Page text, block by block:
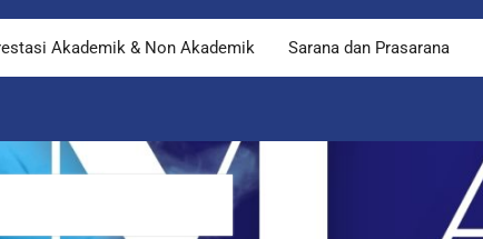
Akademik & Non Akademik Sarana dan Prasarana